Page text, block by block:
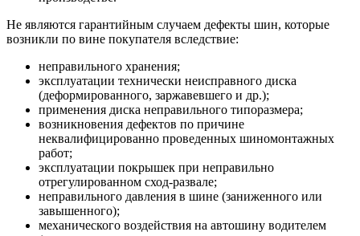
Не являются гарантийным случаем дефекты шин, которые
возникли по вине покупателя вследствие:
неправильного хранения;
эксплуатации технически неисправного диска
(деформированного, заржавевшего и др.);
применения диска неправильного типоразмера;
возникновения дефектов по причине
неквалифицированно проведенных шиномонтажных
работ;
эксплуатации покрышек при неправильно
отрегулированном сход-развале;
неправильного давления в шине (заниженного или
завышенного);
механического воздействия на автошину водителем